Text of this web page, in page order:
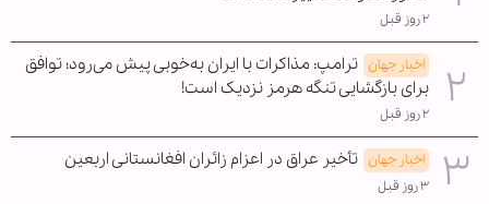
۲ روز قبل
اخبار جهان ترامپ: مذاکرات با ایران به‌خوبی پیش می‌رود؛ توافق
برای بازگشایی تنگه هرمز نزدیک است!
۲ روز قبل
اخبار جهان تأخیر عراق در اعزام زائران افغانستانی اربعین
۳ روز قبل